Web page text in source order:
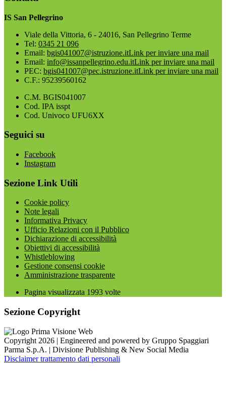
IS San Pellegrino
Viale della Vittoria, 6 - 24016, San Pellegrino Terme
Tel: 0345 21 096
Email: bgis041007@istruzione.itLink per inviare una mail
Email: info@issanpellegrino.edu.itLink per inviare una mail
PEC: bgis041007@pec.istruzione.itLink per inviare una mail
C.F.: 95239560162
C.M. BGIS041007
Cod. IPA isspt
Cod. Univoco UFU6XX
Seguici su
Facebook
Instagram
Sezione Link Utili
Cookie policy
Note legali
Informativa Privacy
Ufficio Relazioni con il Pubblico
Dichiarazione di accessibilità
Obiettivi di accessibilità
Whistleblowing
Gestione consensi cookie
Amministrazione trasparente
Pagina visualizzata 1993 volte
Sezione Copyright
Copyright 2026 | Engineered and powered by Gruppo Spaggiari
Parma S.p.A. | Divisione Publishing & New Social Media
Disclaimer trattamento dati personali